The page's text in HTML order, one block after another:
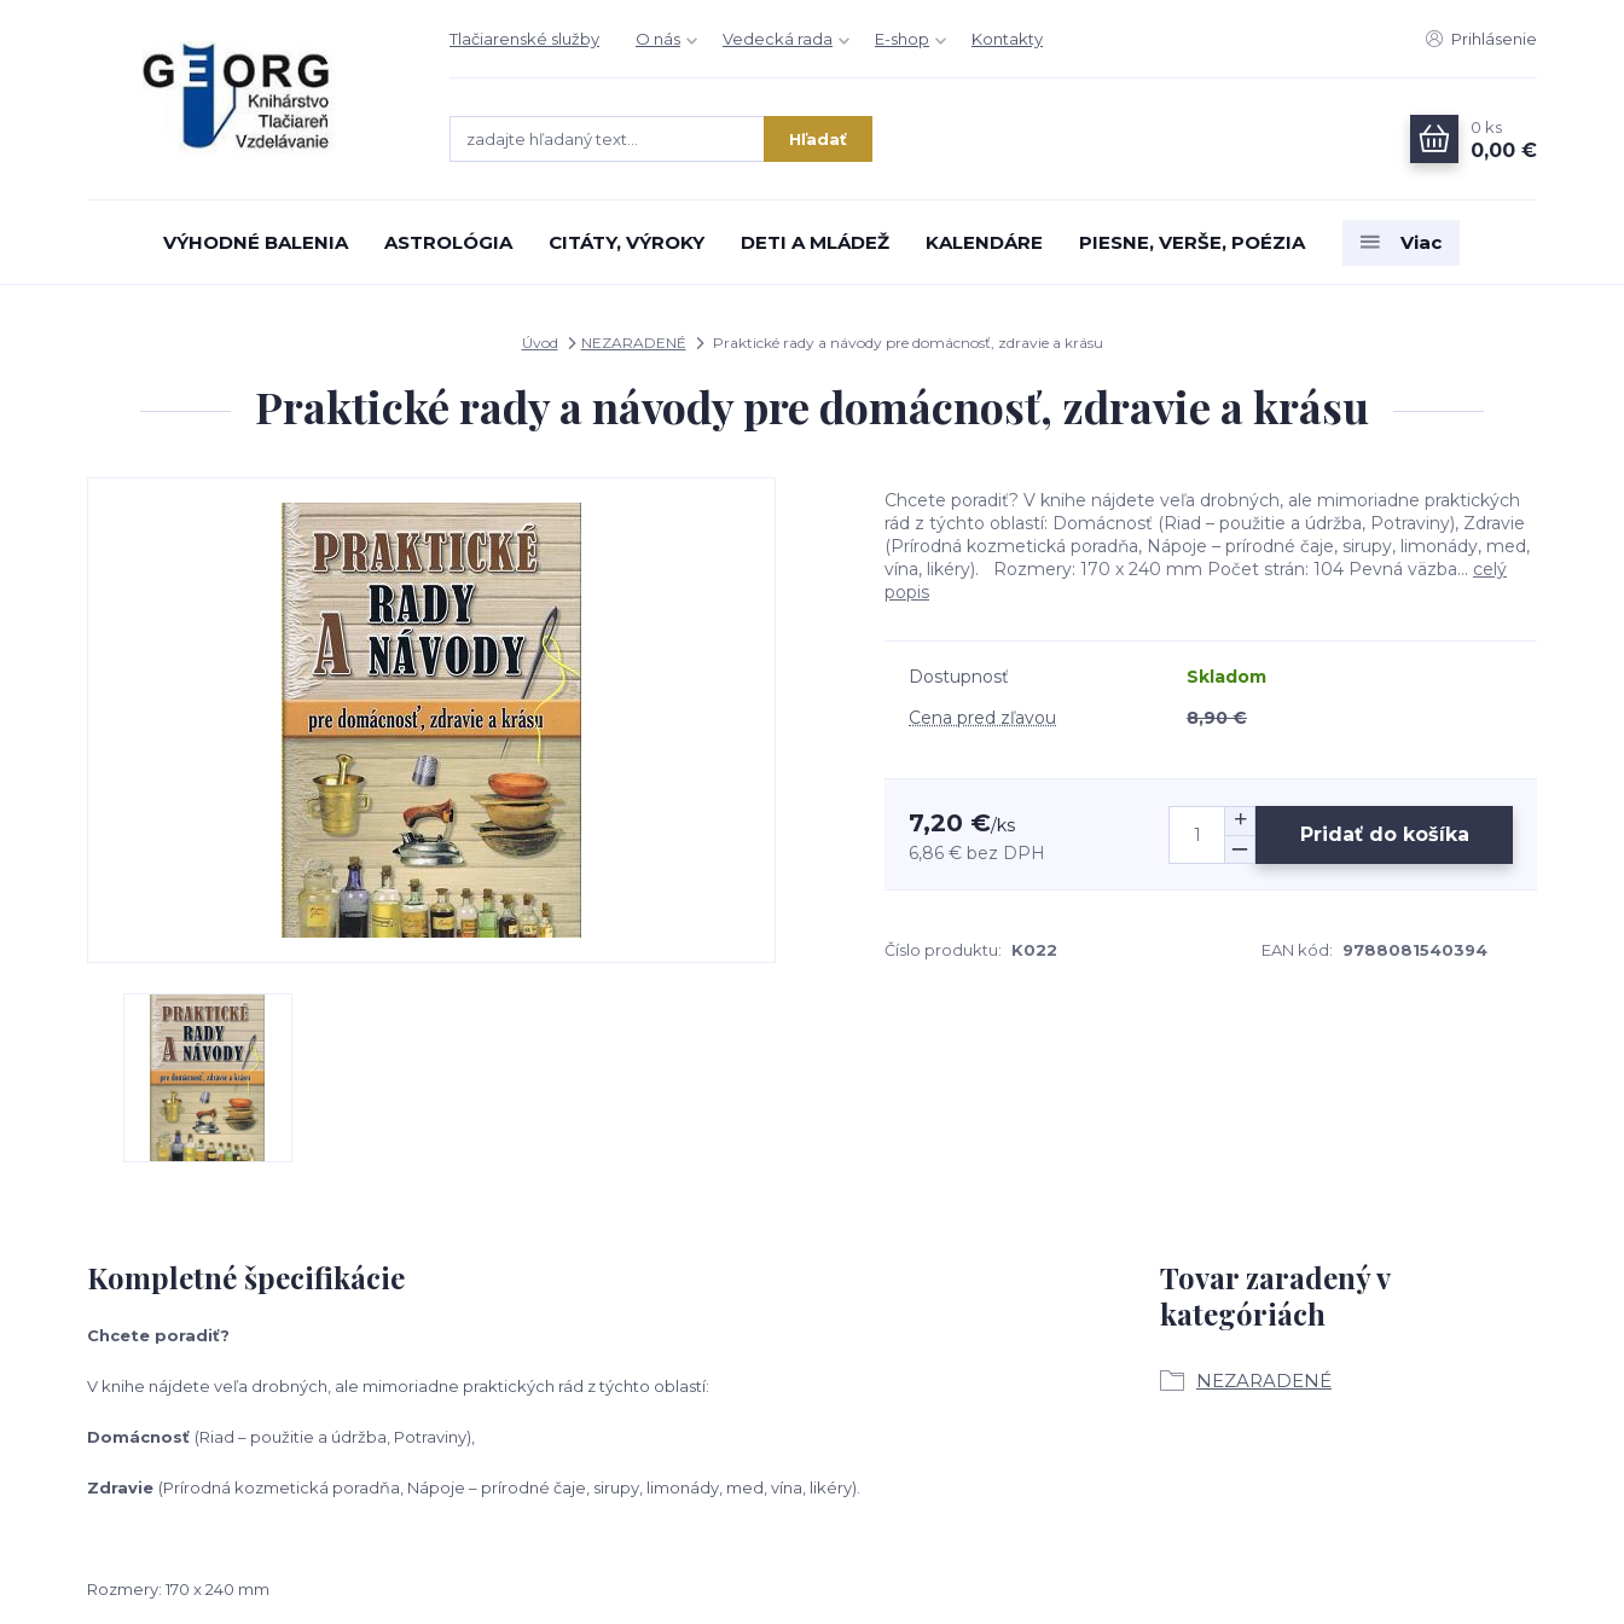
Tlačiarenské služby O nás Vedecká rada E-shop Kontakty Prihlásenie
Hľadať
0 ks
0,00 €
VÝHODNÉ BALENIA ASTROLÓGIA CITÁTY, VÝROKY DETI A MLÁDEŽ KALENDÁRE PIESNE, VERŠE, POÉZIA Viac
Úvod NEZARADENÉ Praktické rady a návody pre domácnosť, zdravie a krásu
Praktické rady a návody pre domácnosť, zdravie a krásu
Chcete poradiť? V knihe nájdete veľa drobných, ale mimoriadne praktických
rád z týchto oblastí: Domácnosť (Riad – použitie a údržba, Potraviny), Zdravie
(Prírodná kozmetická poradňa, Nápoje – prírodné čaje, sirupy, limonády, med,
vína, likéry). Rozmery: 170 x 240 mm Počet strán: 104 Pevná väzba... celý
popis
Dostupnosť
Skladom
Cena pred zľavou
8,90 €
7,20 €/ks
6,86 € bez DPH
Pridať do košíka
Číslo produktu: K022 EAN kód: 9788081540394
Kompletné špecifikácie
Chcete poradiť?
V knihe nájdete veľa drobných, ale mimoriadne praktických rád z týchto oblastí:
Domácnosť (Riad – použitie a údržba, Potraviny),
Zdravie (Prírodná kozmetická poradňa, Nápoje – prírodné čaje, sirupy, limonády, med, vína, likéry).
Rozmery: 170 x 240 mm
Tovar zaradený v
kategóriách
NEZARADENÉ